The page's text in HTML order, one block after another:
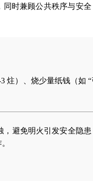
时兼顾公共秩序与安全
炷）、烧少量纸钱（如 “
避免明火引发安全隐患